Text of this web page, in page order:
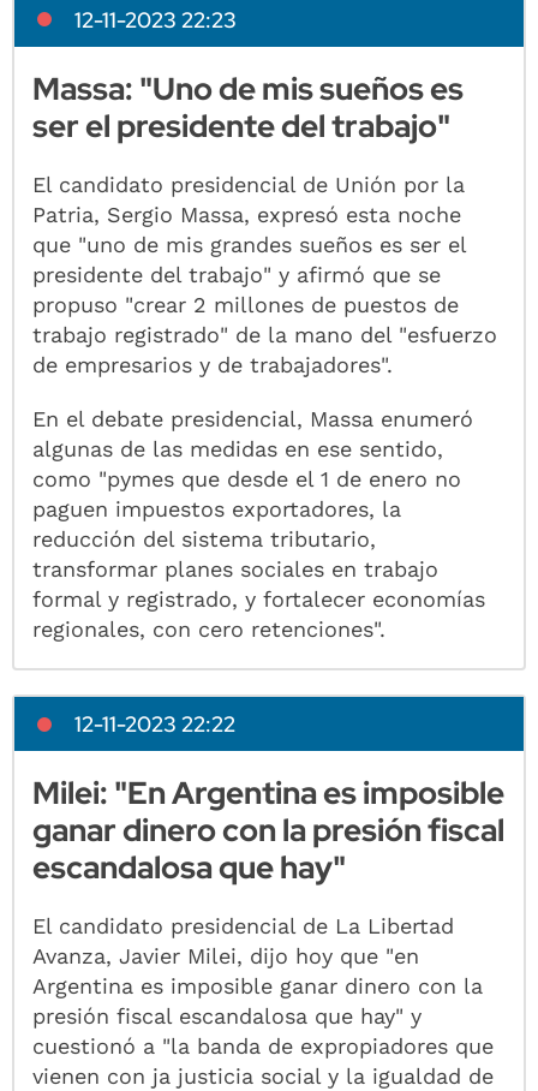
12-11-2023 22:23
Massa: "Uno de mis sueños es
ser el presidente del trabajo"
El candidato presidencial de Unión por la
Patria, Sergio Massa, expresó esta noche
que "uno de mis grandes sueños es ser el
presidente del trabajo" y afirmó que se
propuso "crear 2 millones de puestos de
trabajo registrado" de la mano del "esfuerzo
de empresarios y de trabajadores".
En el debate presidencial, Massa enumeró
algunas de las medidas en ese sentido,
como "pymes que desde el 1 de enero no
paguen impuestos exportadores, la
reducción del sistema tributario,
transformar planes sociales en trabajo
formal y registrado, y fortalecer economías
regionales, con cero retenciones".
12-11-2023 22:22
Milei: "En Argentina es imposible
ganar dinero con la presión fiscal
escandalosa que hay"
El candidato presidencial de La Libertad
Avanza, Javier Milei, dijo hoy que "en
Argentina es imposible ganar dinero con la
presión fiscal escandalosa que hay" y
cuestionó a "la banda de expropiadores que
vienen con ja justicia social y la igualdad de